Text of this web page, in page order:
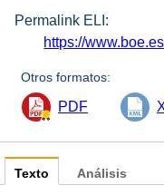
Permalink ELI:
https://
Otros formatos:
PDF
Texto Análisis